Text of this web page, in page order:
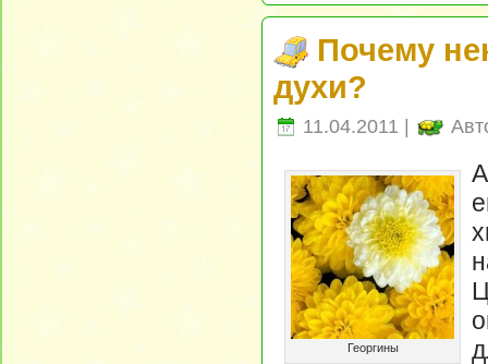
Почему
духи?
11.04.2011 |
Георгины